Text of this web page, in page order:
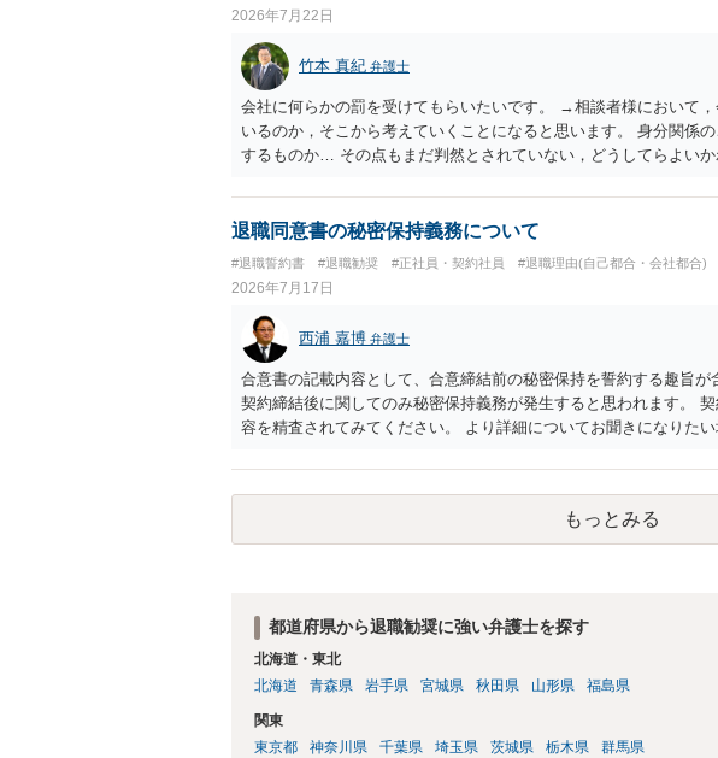
2026年7月22日
竹本 真紀 弁護士
会社に何らかの罰を受けてもらいたいです。 →相談者様において
いるのか，そこから考えていくことになると思います。 身分関係
するものか… その点もまだ判然とされていない，どうしてらよい
退職同意書の秘密保持義務について
#退職誓約書 #退職勧奨 #正社員・契約社員 #退職理由(自己都合・会社都合)
2026年7月17日
西浦 嘉博 弁護士
合意書の記載内容として、合意締結前の秘密保持を誓約する趣旨
契約締結後に関してのみ秘密保持義務が発生すると思われます。
容を精査されてみてください。 より詳細についてお聞きになりた
もっとみる
都道府県から退職勧奨に強い弁護士を探す
北海道・東北
北海道
青森県 岩手県 宮城県 秋田県 山形県 福島県
関東
東京都
神奈川県 千葉県 埼玉県 茨城県 栃木県 群馬県